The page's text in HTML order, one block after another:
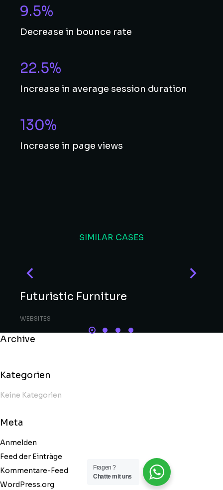
9.5%
Decrease in bounce rate
22.5%
Increase in average session duration
130%
Increase in page views
SIMILAR CASES
Futuristic Furniture
WEBSITES
Archive
Kategorien
Keine Kategorien
Meta
Anmelden
Feed der Einträge
Kommentare-Feed
WordPress.org
Fragen ?
Chatte mit uns